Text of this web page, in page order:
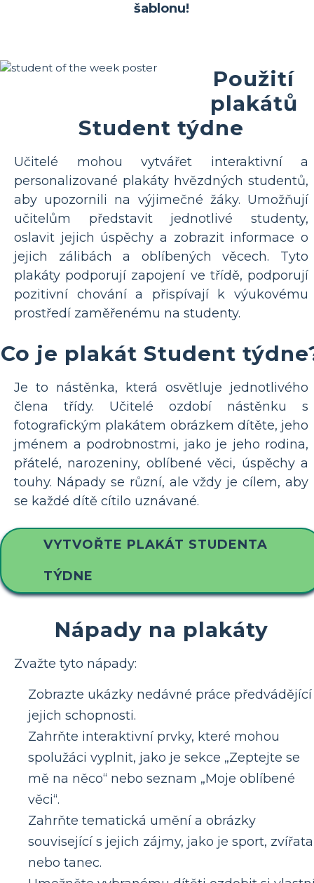
šablonu!
Použití
plakátů
Student týdne
Učitelé mohou vytvářet interaktivní a
personalizované plakáty hvězdných studentů,
aby upozornili na výjimečné žáky. Umožňují
učitelům představit jednotlivé studenty,
oslavit jejich úspěchy a zobrazit informace o
jejich zálibách a oblíbených věcech. Tyto
plakáty podporují zapojení ve třídě, podporují
pozitivní chování a přispívají k výukovému
prostředí zaměřenému na studenty.
Co je plakát Student
Je to nástěnka, která osvětluje jednotlivého
člena třídy. Učitelé ozdobí nástěnku s
fotografickým plakátem obrázkem dítěte, jeho
jménem a podrobnostmi, jako je jeho rodina,
přátelé, narozeniny, oblíbené věci, úspěchy a
touhy. Nápady se různí, ale vždy je cílem, aby
se každé dítě cítilo uznávané.
VYTVOŘTE PLAKÁT STUDENTA
TÝDNE
Nápady na plakáty
Zvažte tyto nápady:
Zobrazte ukázky nedávné práce předvádějící
jejich schopnosti.
Zahrňte interaktivní prvky, které mohou
spolužáci vyplnit, jako je sekce „Zeptejte se
mě na něco“ nebo seznam „Moje oblíbené
věci“.
Zahrňte tematická umění a obrázky
související s jejich zájmy, jako je sport, zvířata
nebo tanec.